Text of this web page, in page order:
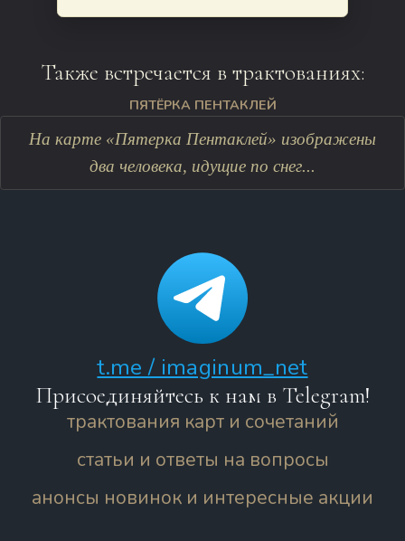
Также встречается в трактованиях:
ПЯТЁРКА ПЕНТАКЛЕЙ
На карте «Пятерка Пентаклей» изображены
два человека, идущие по снег...
t.me / imaginum_net
Присоединяйтесь к нам в Telegram!
трактования карт и сочетаний
статьи и ответы на вопросы
анонсы новинок и интересные акции